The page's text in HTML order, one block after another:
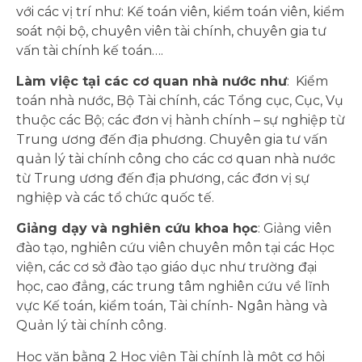
với các vị trí như: Kế toán viên, kiểm toán viên, kiểm
soát nội bộ, chuyên viên tài chính, chuyên gia tư
vấn tài chính kế toán….
Làm việc tại các cơ quan nhà nước như: Kiểm
toán nhà nước, Bộ Tài chính, các Tổng cục, Cục, Vụ
thuộc các Bộ; các đơn vị hành chính – sự nghiệp từ
Trung ương đến địa phương. Chuyên gia tư vấn
quản lý tài chính công cho các cơ quan nhà nước
từ Trung ương đến địa phương, các đơn vị sự
nghiệp và các tổ chức quốc tế.
Giảng dạy và nghiên cứu khoa học: Giảng viên
đào tạo, nghiên cứu viên chuyên môn tại các Học
viện, các cơ sở đào tạo giáo dục như trường đại
học, cao đẳng, các trung tâm nghiên cứu về lĩnh
vực Kế toán, kiểm toán, Tài chính- Ngân hàng và
Quản lý tài chính công.
Học văn bằng 2 Học viện Tài chính là một cơ hội